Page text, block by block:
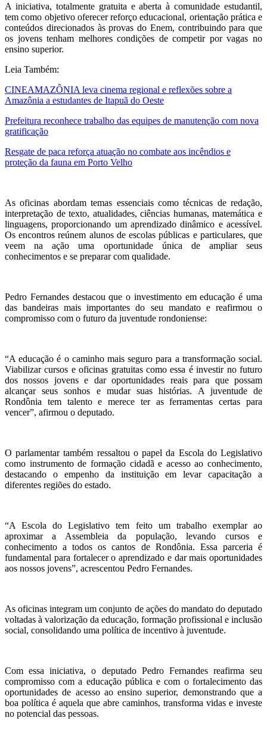
A iniciativa, totalmente gratuita e aberta à comunidade estudantil,
tem como objetivo oferecer reforço educacional, orientação prática e
conteúdos direcionados às provas do Enem, contribuindo para que
os jovens tenham melhores condições de competir por vagas no
ensino superior.
Leia Também:
CINEAMAZÔNIA leva cinema regional e reflexões sobre a
Amazônia a estudantes de Itapuã do Oeste
Prefeitura reconhece trabalho das equipes de manutenção com nova
gratificação
Resgate de paca reforça atuação no combate aos incêndios e
proteção da fauna em Porto Velho
As oficinas abordam temas essenciais como técnicas de redação,
interpretação de texto, atualidades, ciências humanas, matemática e
linguagens, proporcionando um aprendizado dinâmico e acessível.
Os encontros reúnem alunos de escolas públicas e particulares, que
veem na ação uma oportunidade única de ampliar seus
conhecimentos e se preparar com qualidade.
Pedro Fernandes destacou que o investimento em educação é uma
das bandeiras mais importantes do seu mandato e reafirmou o
compromisso com o futuro da juventude rondoniense:
“A educação é o caminho mais seguro para a transformação social.
Viabilizar cursos e oficinas gratuitas como essa é investir no futuro
dos nossos jovens e dar oportunidades reais para que possam
alcançar seus sonhos e mudar suas histórias. A juventude de
Rondônia tem talento e merece ter as ferramentas certas para
vencer”, afirmou o deputado.
O parlamentar também ressaltou o papel da Escola do Legislativo
como instrumento de formação cidadã e acesso ao conhecimento,
destacando o empenho da instituição em levar capacitação a
diferentes regiões do estado.
“A Escola do Legislativo tem feito um trabalho exemplar ao
aproximar a Assembleia da população, levando cursos e
conhecimento a todos os cantos de Rondônia. Essa parceria é
fundamental para fortalecer o aprendizado e dar mais oportunidades
aos nossos jovens”, acrescentou Pedro Fernandes.
As oficinas integram um conjunto de ações do mandato do deputado
voltadas à valorização da educação, formação profissional e inclusão
social, consolidando uma política de incentivo à juventude.
Com essa iniciativa, o deputado Pedro Fernandes reafirma seu
compromisso com a educação pública e com o fortalecimento das
oportunidades de acesso ao ensino superior, demonstrando que a
boa política é aquela que abre caminhos, transforma vidas e investe
no potencial das pessoas.